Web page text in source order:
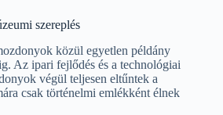
szereplés
közül egyetlen példány
Az ipari fejlődés és a technológiai
végül teljesen eltűntek a
csak történelmi emlékként élnek